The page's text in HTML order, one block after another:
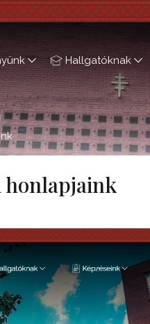
Hallgatóknak
honlapjaink